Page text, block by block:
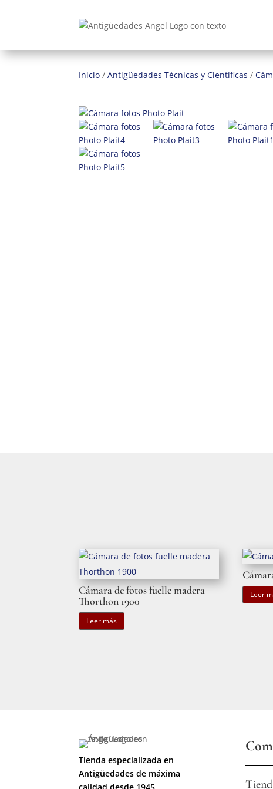
Inicio /Antigüedades Técnicas y Científicas /
Cámara de fotos fuelle madera
Thorthon 1900
Leer más
Leer
Tienda especializada en
Antigüedades de máxima